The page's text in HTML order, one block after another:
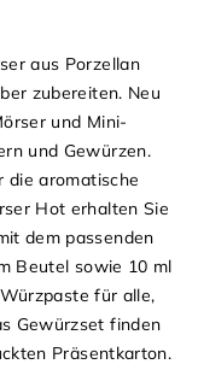
aus Porzellan
zubereiten. Neu
und Mini-
und Gewürzen.
die aromatische
Hot erhalten Sie
dem passenden
Beutel sowie 10 ml
Würzpaste für alle,
Gewürzset finden
Präsentkarton.